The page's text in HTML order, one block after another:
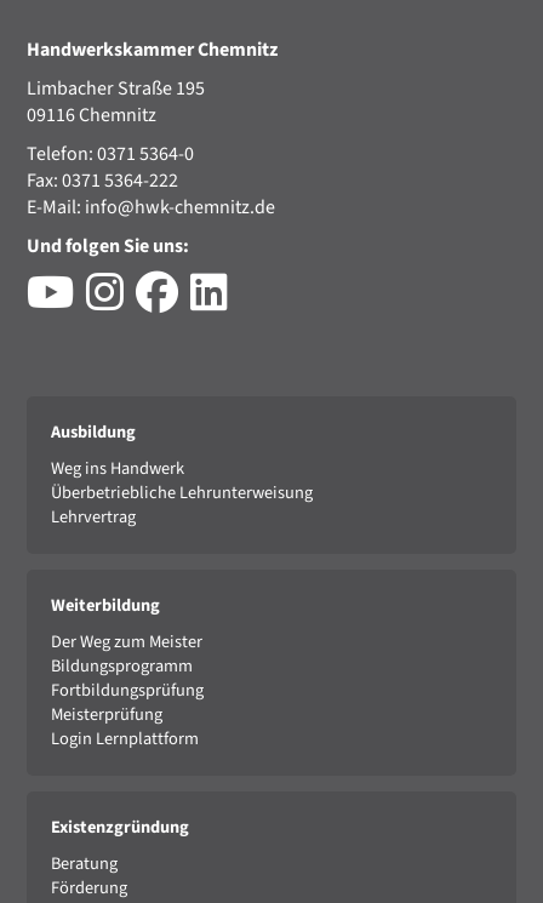
Handwerkskammer Chemnitz
Limbacher Straße 195
09116 Chemnitz
Telefon: 0371 5364-0
Fax: 0371 5364-222
E-Mail: info@hwk-chemnitz.de
Und folgen Sie uns:
Ausbildung
Weg ins Handwerk
Überbetriebliche Lehrunterweisung
Lehrvertrag
Weiterbildung
Der Weg zum Meister
Bildungsprogramm
Fortbildungsprüfung
Meisterprüfung
Login Lernplattform
Existenzgründung
Beratung
Förderung